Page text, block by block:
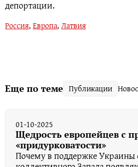
депортации.
Россия, Европа, Латвия
Еще по теме Публикации
01-10-2025
Щедрость европейцев с
«придурковатости»
Почему в поддержке Украины